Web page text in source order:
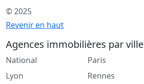
© 2025
Revenir en haut
Agences immobilières par ville
National
Lyon
Paris
Rennes